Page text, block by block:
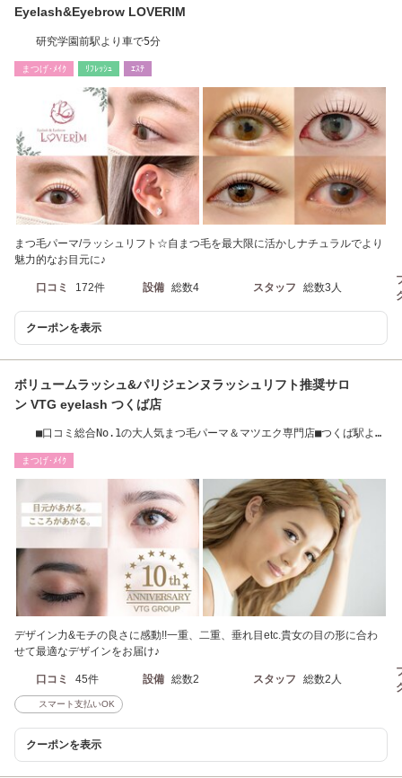
Eyelash&Eyebrow LOVERIM
研究学園前駅より車で5分
まつげ･ﾒｲｸ ﾘﾌﾚｯｼｭ ｴｽﾃ
まつ毛パーマ/ラッシュリフト☆自まつ毛を最大限に活かしナチュラルでより
魅力的なお目元に♪
口コミ 172件 設備 総数4 スタッフ 総数3人
クーポンを表示
ボリュームラッシュ&パリジェンヌラッシュリフト推奨サロ
ン VTG eyelash つくば店
■口コミ総合No.1の大人気まつ毛パーマ＆マツエク専門店■つくば駅より
まつげ･ﾒｲｸ
デザイン力&モチの良さに感動!!一重、二重、垂れ目etc.貴女の目の形に合わ
せて最適なデザインをお届け♪
口コミ 45件 設備 総数2 スタッフ 総数2人
スマート支払いOK
クーポンを表示